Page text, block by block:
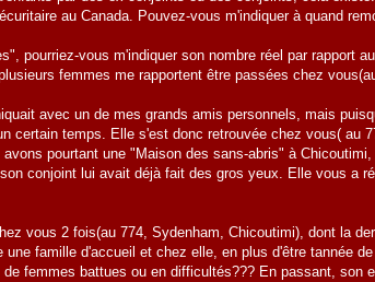
au Canada. Pouvez-vous m'indiquer à quand
pourriez-vous m'indiquer son nombre réel par rapport
femmes me rapportent être passées chez
avec un de mes grands amis personnels, mais
certain temps. Elle s'est donc retrouvée chez vous( au
pourtant une "Maison des sans-abris" à
conjoint lui avait déjà fait des gros yeux. Elle vous a
vous 2 fois(au 774, Sydenham, Chicoutimi), dont la
famille d'accueil et chez elle, en plus d'être tannée
femmes battues ou en difficultés??? En passant, son